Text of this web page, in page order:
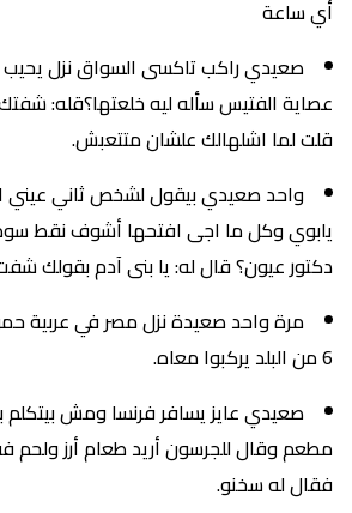
أي ساعة
صعيدي راكب تاكسى السواق نزل يحيب
عصاية الفتيس سأله ليه خلعتها؟قله:
قلت لما اشلهالك علشان متتعبش.
واحد صعيدي بيقول لشخص ثاني عيني
يابوي وكل ما اجى افتحها أشوف نقط
دكتور عيون؟ قال له: يا بنى آدم بقولك
6 من البلد يركبوا معاه.
صعيدي عايز يسافر فرنسا ومش بيتكلم
مطعم وقال للجرسون أريد طعام أرز ولحم
فقال له سخنو.